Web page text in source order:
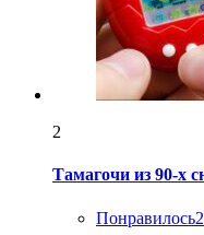
2
Тамагочи из 90-х
Понравилось